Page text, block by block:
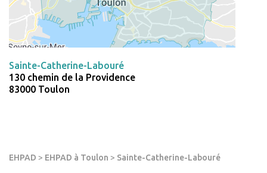
EHPAD > EHPAD à Toulon > Sainte-Catherine-Labouré
Sainte-Catherine-Labouré
130 chemin de la Providence
83000 Toulon